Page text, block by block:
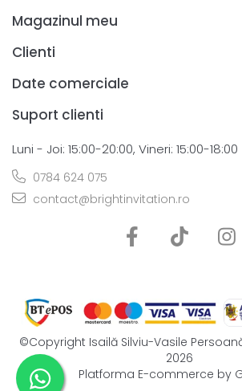
Magazinul meu
Clienti
Date comerciale
Suport clienti
Luni - Joi: 15:00-20:00, Vineri: 15:00-18:00
0784 624 075
contact@brightinvitation.ro
©Copyright Isailă Silviu-Vasile
2026
Platforma E-commerce by